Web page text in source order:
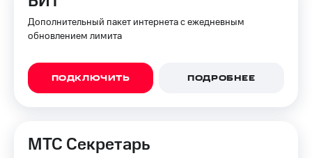
Дополнительный пакет интернета с ежедневным
обновлением лимита
ПОДКЛЮЧИТЬ ПОДРОБНЕЕ
МТС Секретарь